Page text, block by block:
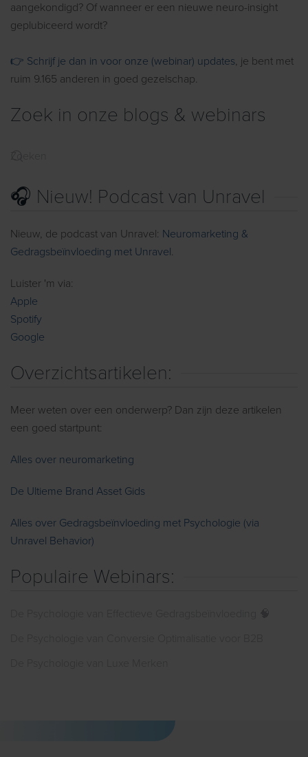
aangekondigd? Of wanneer er een nieuwe neuro-insight
geplubiceerd wordt?
👉 Schrijf je dan in voor onze (webinar) updates, je bent met
ruim 9.165 anderen in goed gezelschap.
Zoek in onze blogs & webinars
🎧 Nieuw! Podcast van Unravel
Nieuw, de podcast van Unravel: Neuromarketing &
Gedragsbeïnvloeding met Unravel.
Luister 'm via:
Apple
Spotify
Google
Overzichtsartikelen:
Meer weten over een onderwerp? Dan zijn deze artikelen
een goed startpunt:
Alles over neuromarketing
De Ultieme Brand Asset Gids
Alles over Gedragsbeïnvloeding met Psychologie (via
Unravel Behavior)
Populaire Webinars: